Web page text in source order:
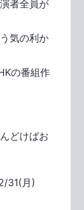
者全員が
気の利か
の番組作
どけばお
31(月)